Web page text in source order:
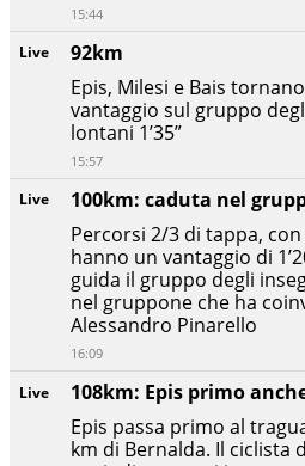
Live
108km: Epis primo
Epis passa primo al
km di Bernalda. Il ciclista
Live
100km: caduta nel
Percorsi 2/3 di tappa, con
hanno un vantaggio di
guida il gruppo degli
nel gruppone che ha
Alessandro Pinarello
16:09
Live
92km
Epis, Milesi e Bais
vantaggio sul gruppo
lontani 1’35”
15:57
15:44